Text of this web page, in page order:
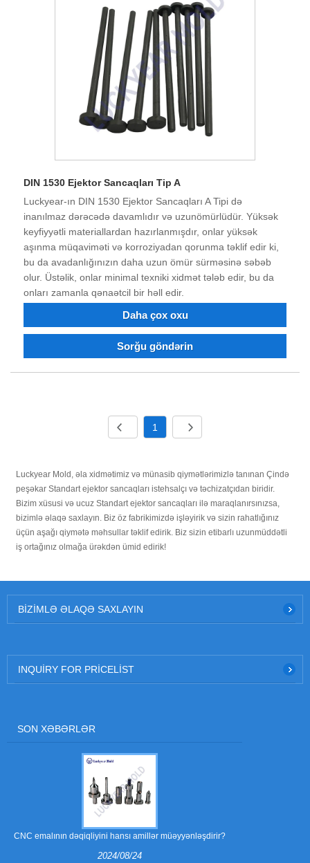
DIN 1530 Ejektor Sancaqları Tip A
Luckyear-ın DIN 1530 Ejektor Sancaqları A Tipi də
inanılmaz dərəcədə davamlıdır və uzunömürlüdür. Yüksək
keyfiyyətli materiallardan hazırlanmışdır, onlar yüksək
aşınma müqaviməti və korroziyadan qorunma təklif edir ki,
bu da avadanlığınızın daha uzun ömür sürməsinə səbəb
olur. Üstəlik, onlar minimal texniki xidmət tələb edir, bu da
onları zamanla qənaətcil bir həll edir.
Daha çox oxu
Sorğu göndərin
1
Luckyear Mold, əla xidmətimiz və münasib qiymətlərimizlə tanınan Çində
peşəkar Standart ejektor sancaqları istehsalçı və təchizatçıdan biridir.
Bizim xüsusi və ucuz Standart ejektor sancaqları ilə maraqlanırsınızsa,
bizimlə əlaqə saxlayın. Biz öz fabrikimizdə işləyirik və sizin rahatlığınız
üçün aşağı qiymətə məhsullar təklif edirik. Biz sizin etibarlı uzunmüddətli
iş ortağınız olmağa ürəkdən ümid edirik!
BIZIMLƏ ƏLAQƏ SAXLAYIN
INQUIRY FOR PRICELIST
SON XƏBƏRLƏR
CNC emalının dəqiqliyini hansı amillər müəyyənləşdirir?
2024/08/24